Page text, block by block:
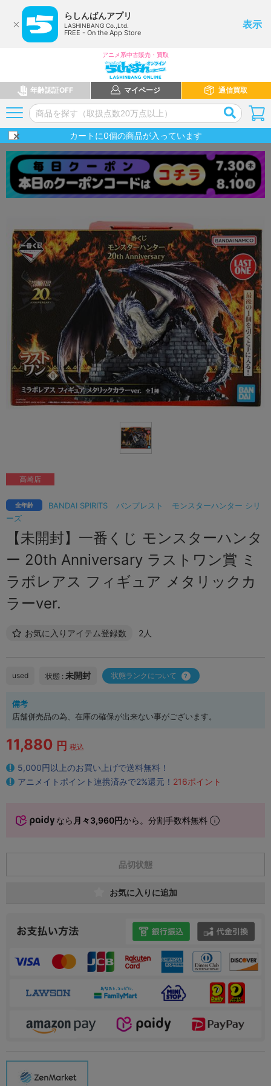
らしんばんアプリ
LASHINBANG Co.,Ltd.
FREE - On the App Store
表示
アニメ系中古販売・買取
年齢認証OFF マイページ 通信買取
カートに0個の商品が入っています
BANDAI SPIRITS バンプレスト
モンスターハンター シリ
ーズ
全年齢
【未開封】一番くじ モンスターハンタ
ー 20th Anniversary ラストワン賞 ミ
ラボレアス フィギュア メタリックカ
ラーver.
お気に入りアイテム登録数 2人
高崎店
used 状態 : 未開封 状態ランクについて
備考
店舗併売品の為、在庫の確保が出来ない事がございます。
11,880 円 税込
5,000円以上のお買い上げで送料無料！
アニメイトポイント連携済みで2%還元！ 216ポイント
なら 月々3,960円から。分割手数料無料
品切状態
お気に入りに追加